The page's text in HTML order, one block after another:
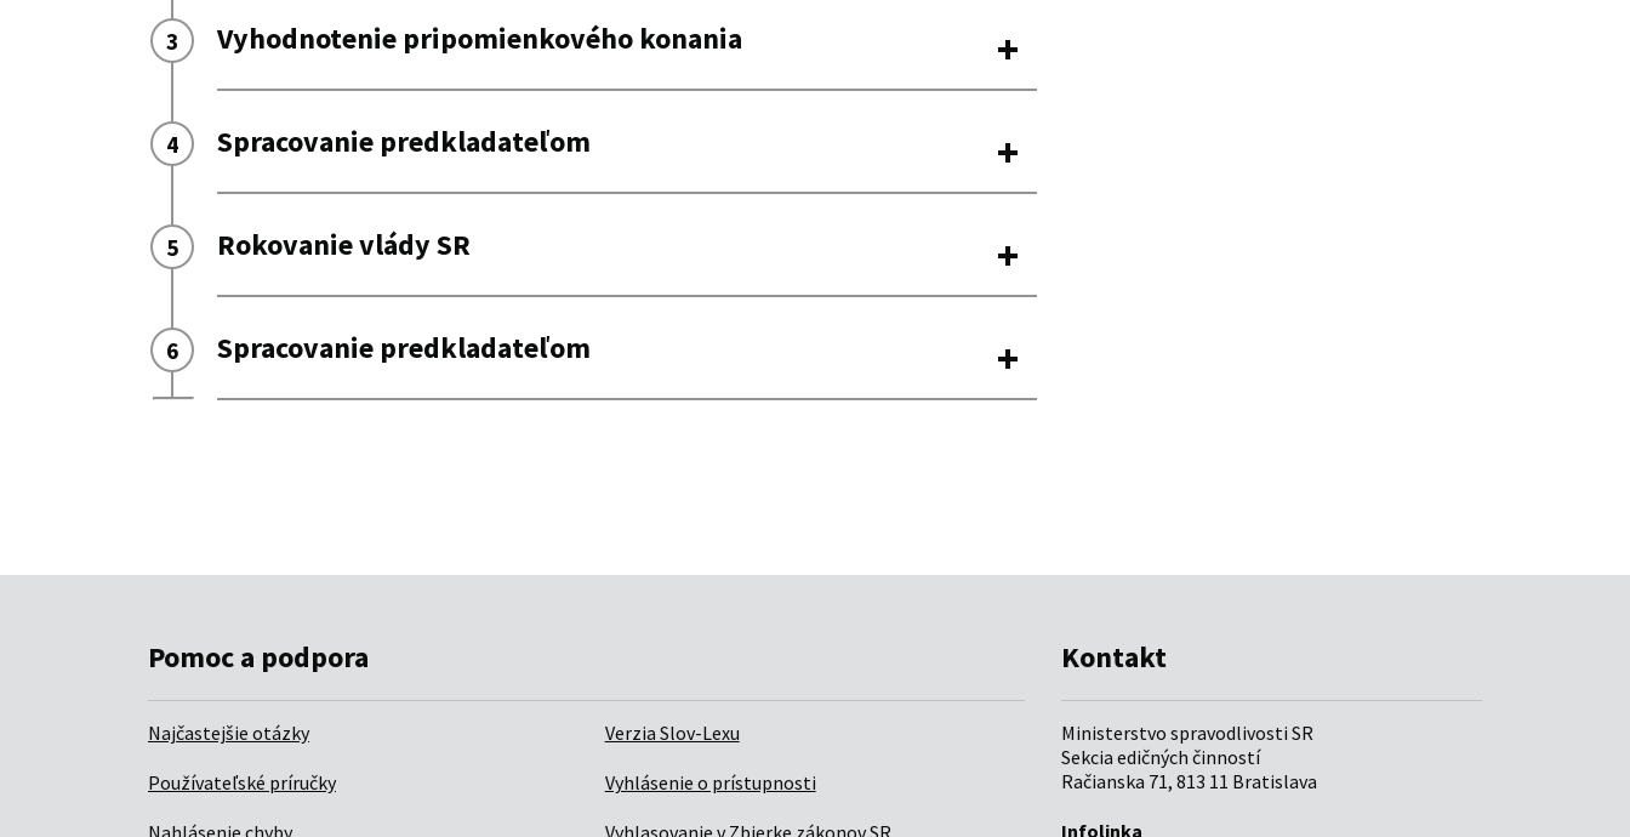
Pomoc a podpora
Najčastejšie otázky
Používateľské príručky
Nahlásenie chyby
Verzia Slov-Lexu
Vyhlásenie o prístupnosti
Vyhlasovanie v Zbierke zákonov SR
Kontakt
Ministerstvo spravodlivosti SR
Sekcia edičných činností
Račianska 71, 813 11 Bratislava
Infolinka